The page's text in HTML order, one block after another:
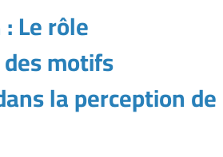
Le rôle
motifs
la perception de